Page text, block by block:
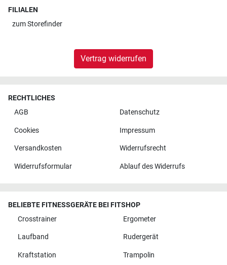
FILIALEN
zumStorefinder
Vertrag widerrufen
RECHTLICHES
AGB
Datenschutz
Cookies Impressum
Versandkosten Widerrufsrecht
Widerrufsformular Ablauf des Widerrufs
BELIEBTE FITNESSGERÄTE BEI FITSHOP
Crosstrainer
Ergometer
Laufband Rudergerät
Kraftstation Trampolin